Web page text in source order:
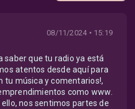
08/11/2024 • 15:19
saber que tu radio ya está
atentos desde aquí para
tu música y comentarios!,
como www.
nos sentimos partes de